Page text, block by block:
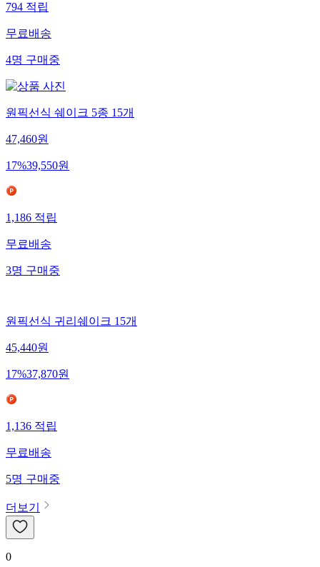
794적립
무료배송
4명구매중
원픽선식 쉐이크 5종 15개
47,460원
17%39,550원
1,186적립
무료배송
3명구매중
원픽선식 귀리쉐이크 15개
45,440원
17%37,870원
1,136적립
무료배송
5명구매중
더보기
0